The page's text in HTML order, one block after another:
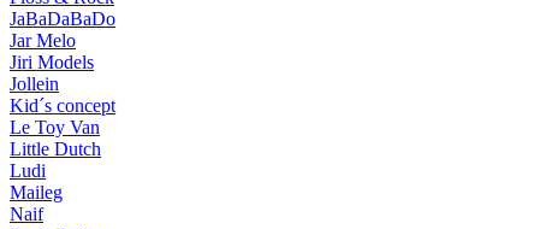
JaBaDaBaDo
Jar Melo
Jiri Models
Jollein
Kid´s concept
Le Toy Van
Little Dutch
Ludi
Maileg
Naif